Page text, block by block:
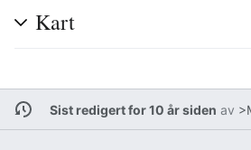
Kart
Sist redigert for 10 år siden av